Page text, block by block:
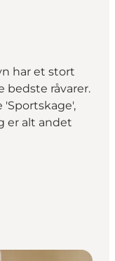
har et stort
bedste råvarer.
er alt andet